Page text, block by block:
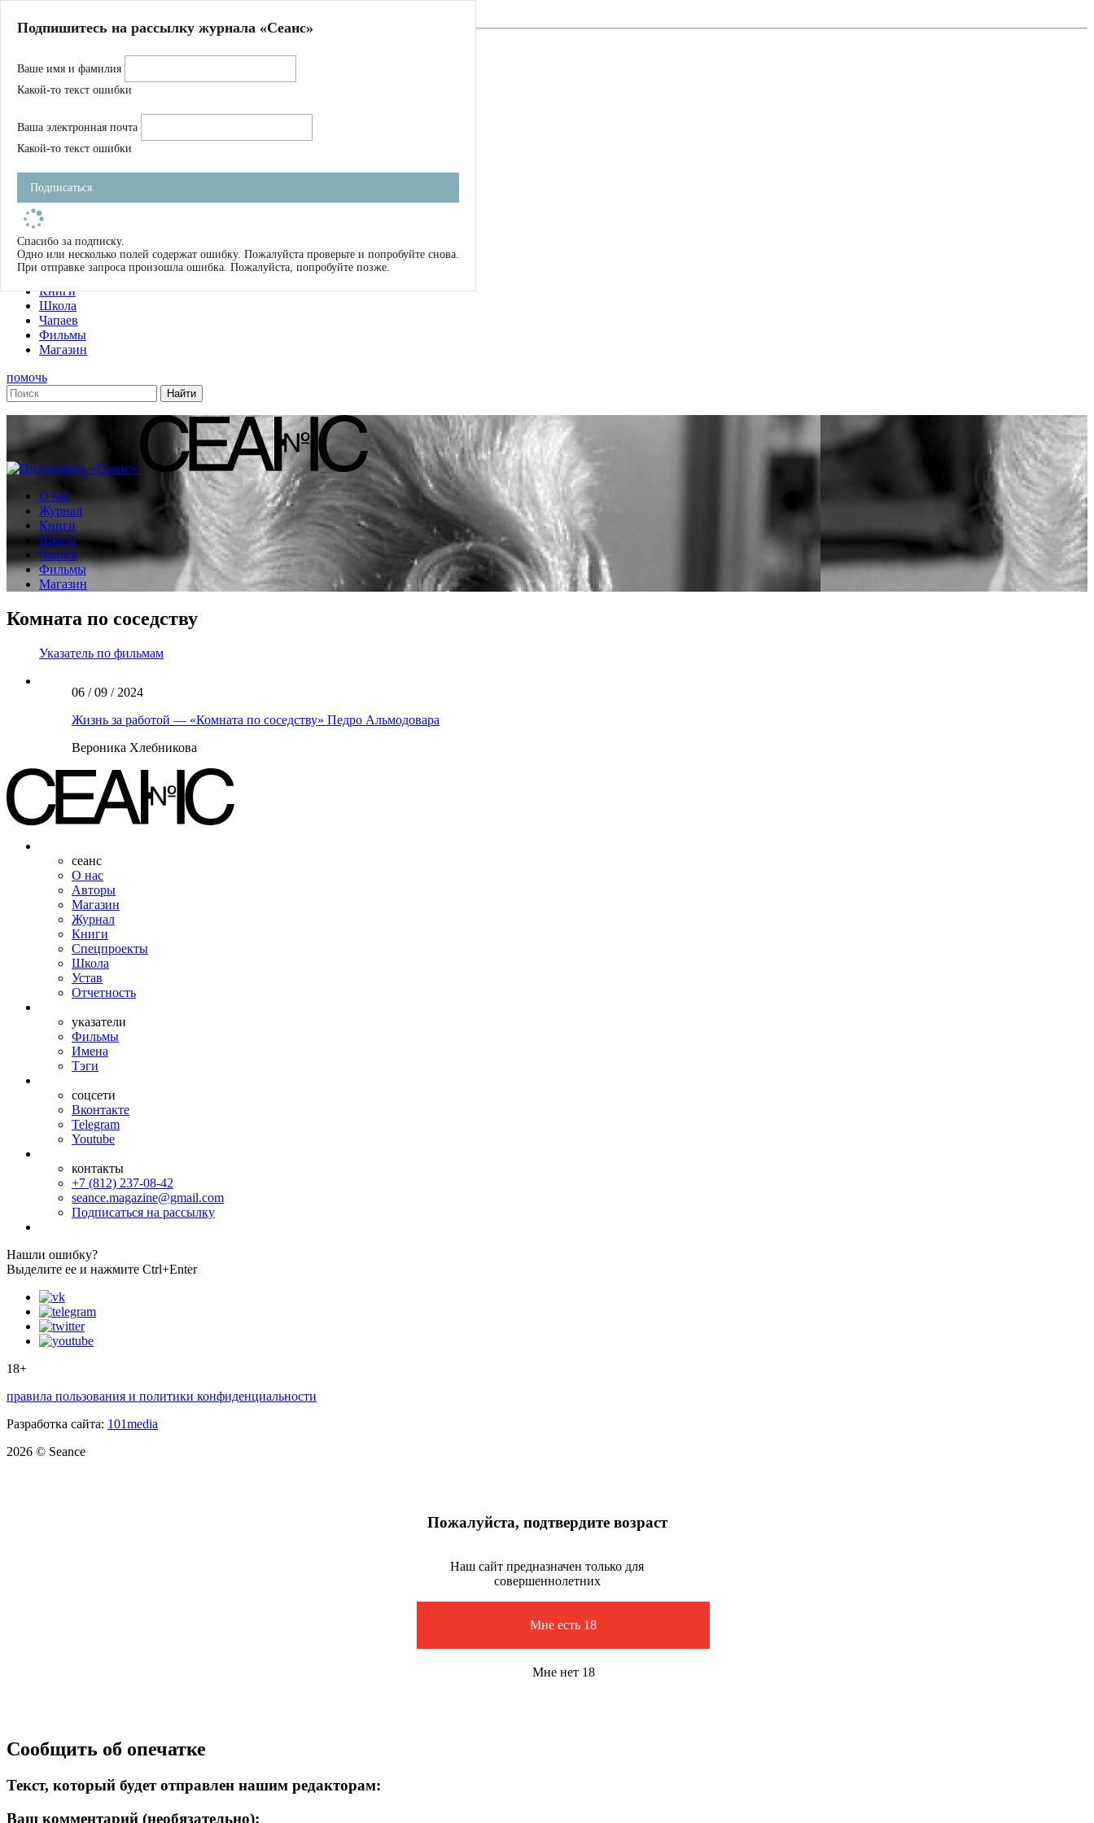
Магазин
Журнал
Школа
Устав
Фильмы
Имена
Тэги
О нас
Журнал
Книги
Школа
Чапаев
Фильмы
Магазин
помочь
О нас
Журнал
Книги
Школа
Чапаев
Фильмы
Магазин
Комната по соседству
Указатель по фильмам
06 / 09 / 2024
Жизнь за работой — «Комната по соседству» Педро Альмодовара
Вероника Хлебникова
сеанс
О нас
Авторы
Магазин
Журнал
Книги
Спецпроекты
Школа
Устав
Отчетность
указатели
Фильмы
Имена
Тэги
соцсети
Вконтакте
Telegram
Youtube
контакты
+7 (812) 237-08-42
seance.magazine@gmail.com
Подписаться на рассылку
Подпишитесь на рассылку журнала «Сеанс»
Ваше имя и фамилия
Какой-то текст ошибки
Ваша электронная почта
Какой-то текст ошибки
Подписаться
Спасибо за подписку.
Одно или несколько полей содержат ошибку. Пожалуйста проверьте и попробуйте снова.
При отправке запроса произошла ошибка. Пожалуйста, попробуйте позже.
Нашли ошибку?
Выделите ее и нажмите Ctrl+Enter
18+
правила пользования и политики конфиденциальности
Разработка сайта: 101media
2026 © Seance
Пожалуйста, подтвердите возраст
Наш сайт предназначен только для
совершеннолетних
Мне есть 18
Мне нет 18
Сообщить об опечатке
Текст, который будет отправлен нашим редакторам:
Ваш комментарий (необязательно):